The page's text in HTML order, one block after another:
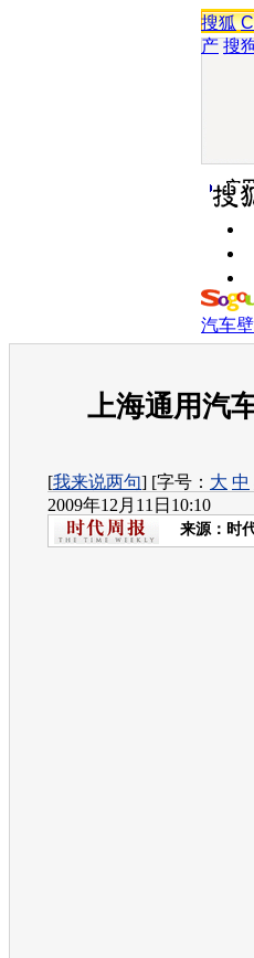
搜狐
产 搜
实
汽车
上海通用汽
[我来说两句] [字号： 大 中
2009年12月11日10:10
来源： 时